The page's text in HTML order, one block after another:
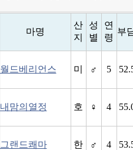
마명
산
지
성
별
연
령
부
월드베리언스 미 ♂ 5
내맘의열정 호 ♀ 4
그랜드쾌마 한 ♂ 4